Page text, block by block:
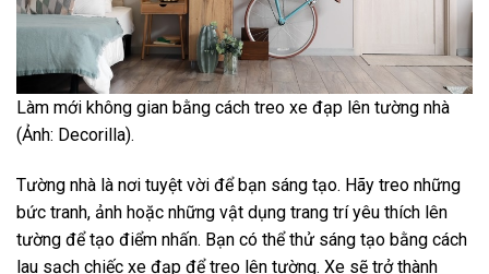
Làm mới không gian bằng cách treo xe đạp lên tường nhà
(Ảnh: Decorilla).
Tường nhà là nơi tuyệt vời để bạn sáng tạo. Hãy treo những
bức tranh, ảnh hoặc những vật dụng trang trí yêu thích lên
tường để tạo điểm nhấn. Bạn có thể thử sáng tạo bằng cách
lau sạch chiếc xe đạp để treo lên tường. Xe sẽ trở thành